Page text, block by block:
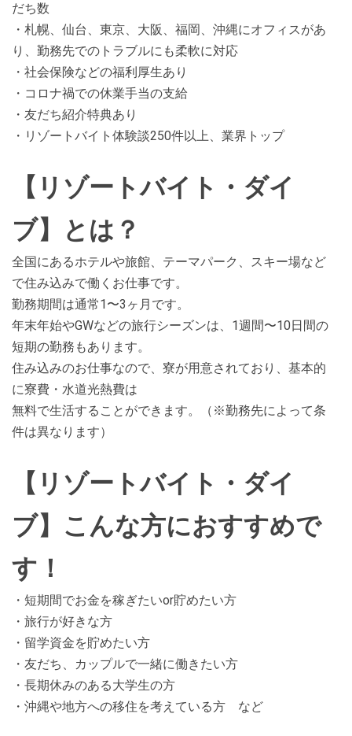
だち数
・札幌、仙台、東京、大阪、福岡、沖縄にオフィスがあ
り、勤務先でのトラブルにも柔軟に対応
・社会保険などの福利厚生あり
・コロナ禍での休業手当の支給
・友だち紹介特典あり
・リゾートバイト体験談250件以上、業界トップ
【リゾートバイト・ダイ
ブ】とは？
全国にあるホテルや旅館、テーマパーク、スキー場など
で住み込みで働くお仕事です。
勤務期間は通常1〜3ヶ月です。
年末年始やGWなどの旅行シーズンは、1週間〜10日間の
短期の勤務もあります。
住み込みのお仕事なので、寮が用意されており、基本的
に寮費・水道光熱費は
無料で生活することができます。（※勤務先によって条
件は異なります）
【リゾートバイト・ダイ
ブ】こんな方におすすめで
す！
・短期間でお金を稼ぎたいor貯めたい方
・旅行が好きな方
・留学資金を貯めたい方
・友だち、カップルで一緒に働きたい方
・長期休みのある大学生の方
・沖縄や地方への移住を考えている方 など